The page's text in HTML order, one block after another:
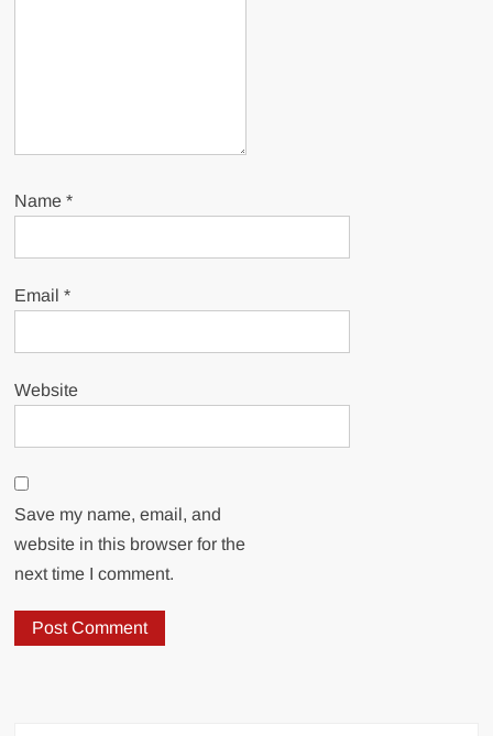
Name*
Email*
Website
Save my name, email, and
website in this browser for the
next time I comment.